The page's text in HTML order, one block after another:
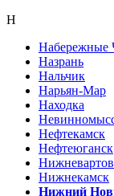
Н
Набережные
Назрань
Нальчик
Нарьян-Мар
Находка
Нефтекамск
Нефтеюганск
Нижнекамск
Нижний